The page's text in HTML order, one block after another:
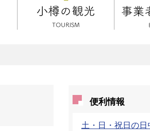
便利情報
土・日・祝日の